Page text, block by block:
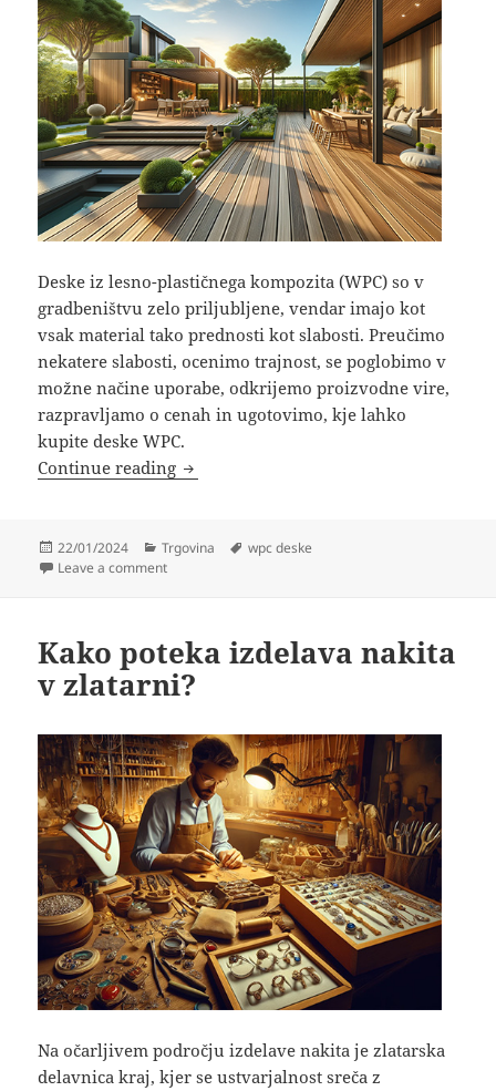
Deske iz lesno-plastičnega kompozita (WPC) so v
gradbeništvu zelo priljubljene, vendar imajo kot
vsak material tako prednosti kot slabosti. Preučimo
nekatere slabosti, ocenimo trajnost, se poglobimo v
možne načine uporabe, odkrijemo proizvodne vire,
razpravljamo o cenah in ugotovimo, kje lahko
kupite deske WPC.
Continue reading WPC deske – prednosti in slabosti
Posted
on
22/01/2024 Categories
Trgovina Tags
wpc deske
Leave a commenton WPC deske – prednosti in slabosti
Kako poteka izdelava nakita
v zlatarni?
Na očarljivem področju izdelave nakita je zlatarska
delavnica kraj, kjer se ustvarjalnost sreča z